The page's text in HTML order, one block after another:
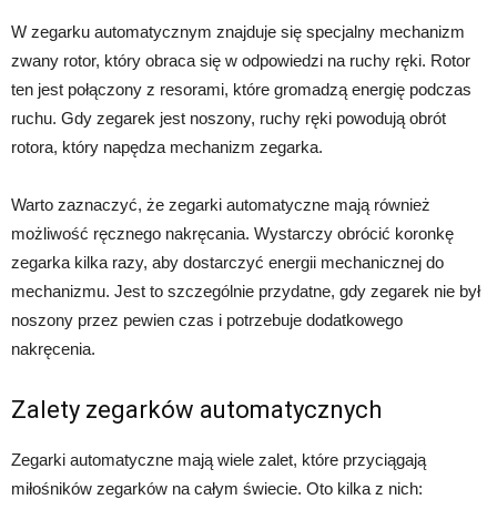
W zegarku automatycznym znajduje się specjalny mechanizm
zwany rotor, który obraca się w odpowiedzi na ruchy ręki. Rotor
ten jest połączony z resorami, które gromadzą energię podczas
ruchu. Gdy zegarek jest noszony, ruchy ręki powodują obrót
rotora, który napędza mechanizm zegarka.
Warto zaznaczyć, że zegarki automatyczne mają również
możliwość ręcznego nakręcania. Wystarczy obrócić koronkę
zegarka kilka razy, aby dostarczyć energii mechanicznej do
mechanizmu. Jest to szczególnie przydatne, gdy zegarek nie był
noszony przez pewien czas i potrzebuje dodatkowego
nakręcenia.
Zalety zegarków automatycznych
Zegarki automatyczne mają wiele zalet, które przyciągają
miłośników zegarków na całym świecie. Oto kilka z nich: